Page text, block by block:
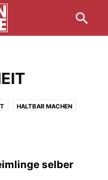
HALTBAR MACHEN
selber